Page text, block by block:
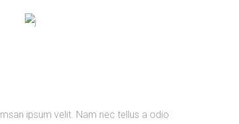
ipsum velit. Nam nec tellus a odio